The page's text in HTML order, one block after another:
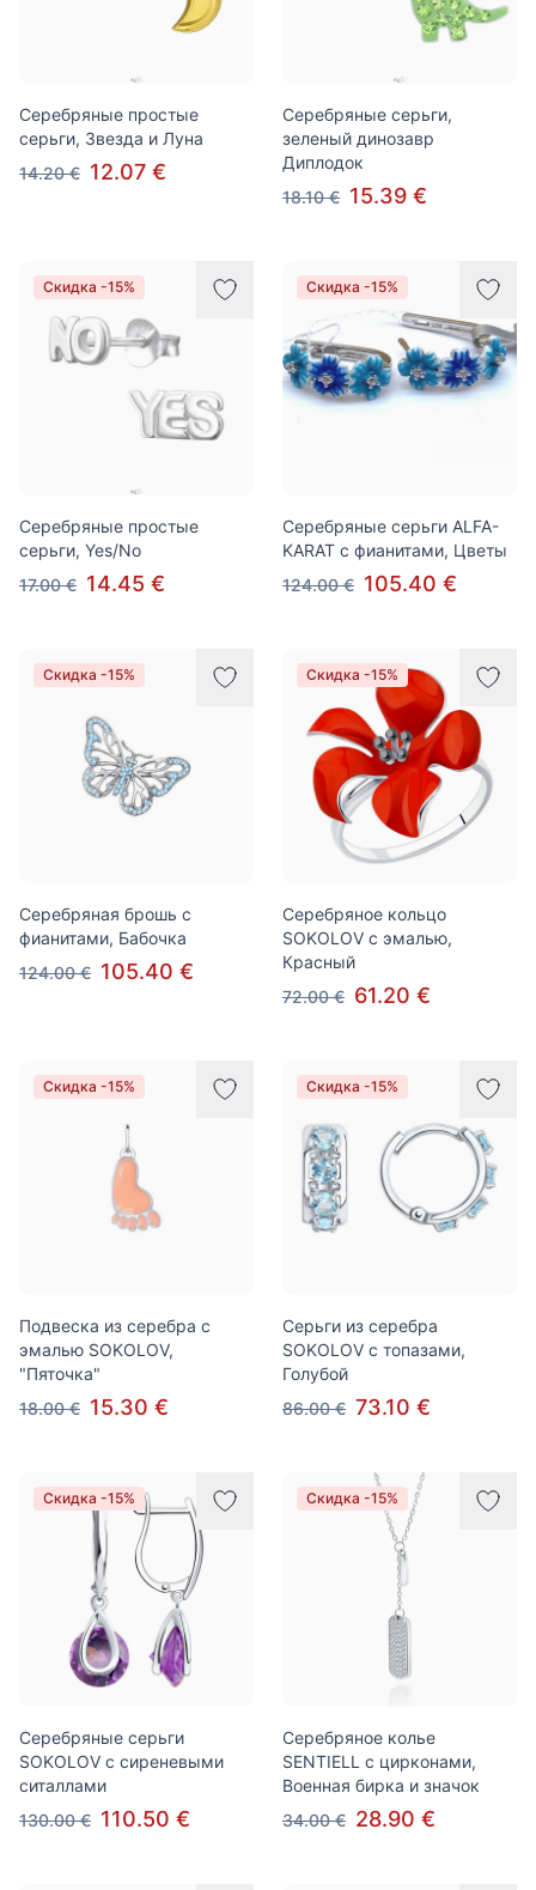
Серебряные простые
серьги, Звезда и Луна
14.20 € 12.07 €
Серебряные серьги,
зеленый динозавр
Диплодок
18.10 € 15.39 €
Скидка -15%
Серебряные простые
серьги, Yes/No
17.00 € 14.45 €
Скидка -15%
Серебряные серьги ALFA-
KARAT с фианитами, Цветы
124.00 € 105.40 €
Скидка -15%
Серебряная брошь с
фианитами, Бабочка
124.00 € 105.40 €
Скидка -15%
Серебряное кольцо
SOKOLOV с эмалью,
Красный
72.00 € 61.20 €
Скидка -15%
Подвеска из серебра с
эмалью SOKOLOV,
"Пяточка"
18.00 € 15.30 €
Скидка -15%
Серьги из серебра
SOKOLOV с топазами,
Голубой
86.00 € 73.10 €
Скидка -15%
Cеребряные серьги
SOKOLOV с сиреневыми
ситаллами
130.00 € 110.50 €
Скидка -15%
Серебряное колье
SENTIELL с цирконами,
Военная бирка и значок
34.00 € 28.90 €